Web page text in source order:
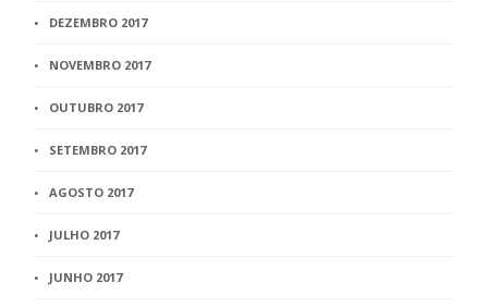
DEZEMBRO 2017
NOVEMBRO 2017
OUTUBRO 2017
SETEMBRO 2017
AGOSTO 2017
JULHO 2017
JUNHO 2017